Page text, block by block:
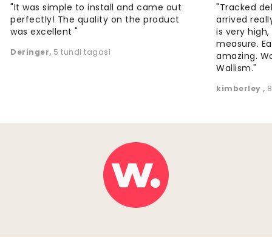
"It was simple to install and came out
perfectly! The quality on the product
was excellent "
Deringer, 5 tundi tagasi
"Tracked
arrived
is very
measure.
amazing.
Wallism."
kimberley,